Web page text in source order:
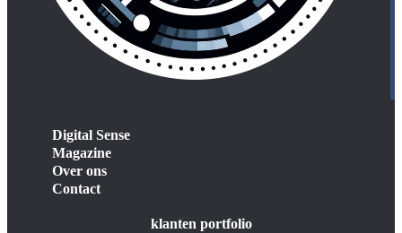
Digital Sense
Magazine
Over ons
Contact
klanten portfolio